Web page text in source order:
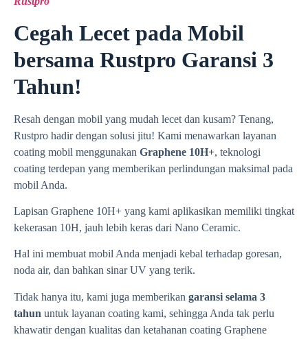
Cegah Lecet pada Mobil
bersama Rustpro Garansi 3
Tahun!
Resah dengan mobil yang mudah lecet dan kusam? Tenang,
Rustpro hadir dengan solusi jitu! Kami menawarkan layanan
coating mobil menggunakan Graphene 10H+, teknologi
coating terdepan yang memberikan perlindungan maksimal pada
mobil Anda.
Lapisan Graphene 10H+ yang kami aplikasikan memiliki tingkat
kekerasan 10H, jauh lebih keras dari Nano Ceramic.
Hal ini membuat mobil Anda menjadi kebal terhadap goresan,
noda air, dan bahkan sinar UV yang terik.
Tidak hanya itu, kami juga memberikan garansi selama 3
tahun untuk layanan coating kami, sehingga Anda tak perlu
khawatir dengan kualitas dan ketahanan coating Graphene